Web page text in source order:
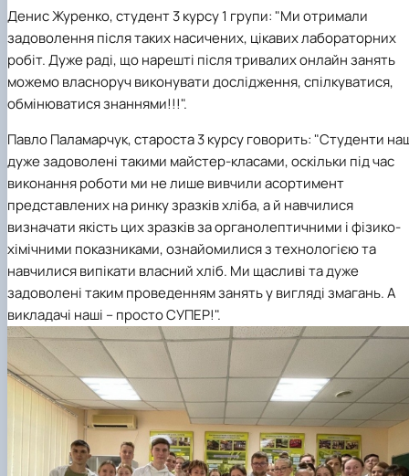
Денис Журенко, студент 3 курсу 1 групи: "Миотримали
задоволення після таких насичених, цікавих лабораторних
робіт. Дуже раді, що нарешті після тривалих онлайн занять
можемовласноруч виконувати дослідження, спілкуватися,
обмінюватися знаннями!!!".
Павло Паламарчук, староста 3 курсу говорить: "Студенти
дуже задоволені такими майстер-класами, оскільки під час
виконання роботи ми не лише вивчили асортимент
представлених на ринку зразків хліба, а й навчилися
визначати якість цих зразків за органолептичними і фізико-
хімічними показниками, ознайомилися з технологією та
навчилися випікати власний хліб. Ми щасливі та дуже
задоволені таким проведенням занять у вигляді змагань. А
викладачі наші – просто СУПЕР!".